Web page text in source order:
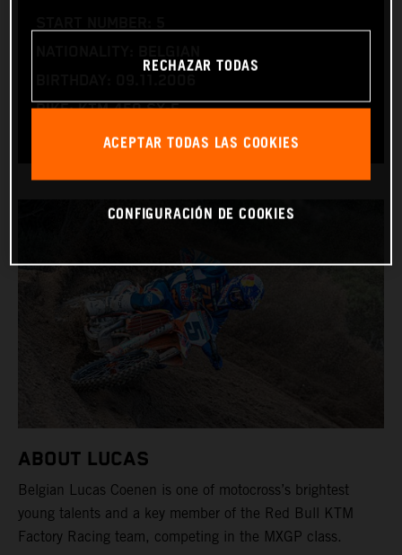
BIKE: KTM 450 SX-F
ABOUT LUCAS
Belgian Lucas Coenen is one of motocross’s brightest
young talents and a key member of the Red Bull KTM
Factory Racing team, competing in the MXGP class.
RECHAZAR TODAS
ACEPTAR TODAS LAS COOKIES
CONFIGURACIÓN DE COOKIES